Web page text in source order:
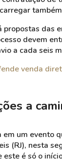
propostas das
devem
a cada seis
venda
a
um evento
(RJ), nesta
este é só o